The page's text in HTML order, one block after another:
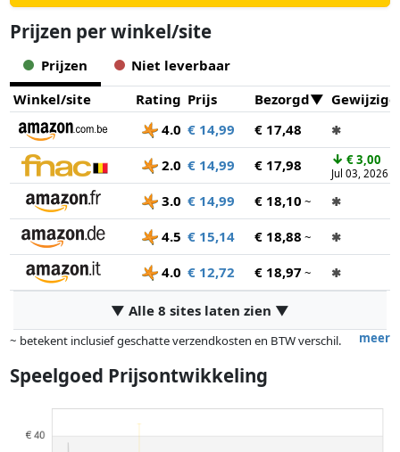
Prijzen per winkel/site
Prijzen
Niet leverbaar
Winkel/site
Rating Prijs Bezorgd
Gewijzigd
4.0 € 14,99 € 17,48 ✱
2.0 € 14,99 € 17,98 ↓ € 3,00
Jul 03, 2026
3.0 € 14,99 € 18,10 ~ ✱
4.5 € 15,14 € 18,88 ~ ✱
4.0 € 12,72 € 18,97 ~ ✱
▼ Alle 8 sites laten zien ▼
meer
~ betekent inclusief geschatte verzendkosten en BTW verschil.
gewicht.
partners hebben hier geen enkele invoed op. Alleen bij gelijke prijzen
Speelgoed Prijsontwikkeling